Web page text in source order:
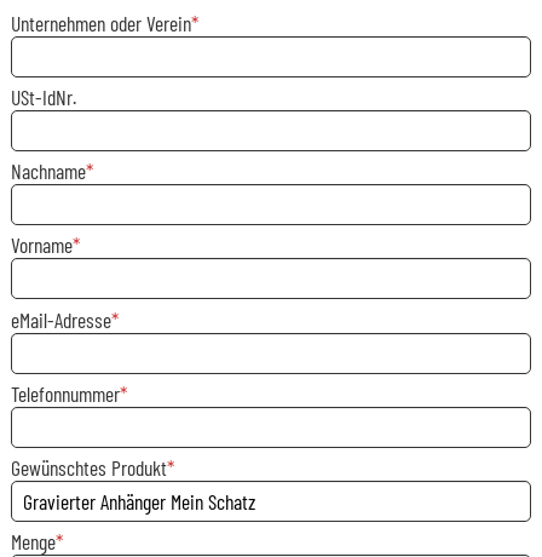
Unternehmen oder Verein
USt-IdNr.
Nachname
Vorname
eMail-Adresse
Telefonnummer
Gewünschtes Produkt
Menge